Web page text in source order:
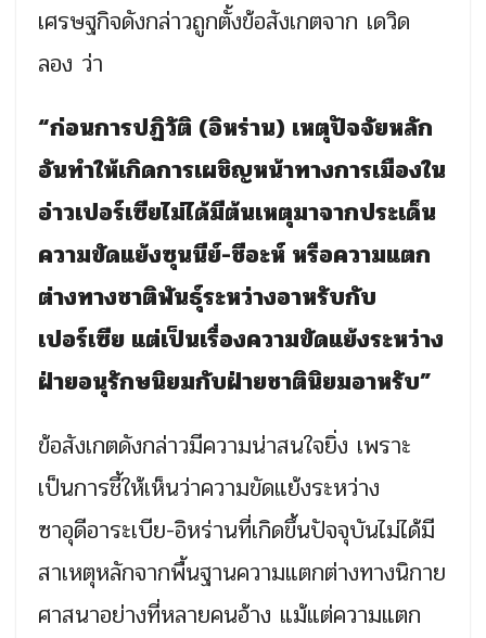
เศรษฐกิจดังกล่าวถูกตั้งข้อสังเกตจาก เดวิด
ลอง ว่า
“ก่อนการปฏิวัติ (อิหร่าน) เหตุปัจจัยหลัก
อันทำให้เกิดการเผชิญหน้าทางการเมืองใน
อ่าวเปอร์เซียไม่ได้มีต้นเหตุมาจากประเด็น
ความขัดแย้งซุนนีย์-ชีอะห์ หรือความแตก
ต่างทางชาติพันธุ์ระหว่างอาหรับกับ
เปอร์เซีย แต่เป็นเรื่องความขัดแย้งระหว่าง
ฝ่ายอนุรักษนิยมกับฝ่ายชาตินิยมอาหรับ”
ข้อสังเกตดังกล่าวมีความน่าสนใจยิ่ง เพราะ
เป็นการชี้ให้เห็นว่าความขัดแย้งระหว่าง
ซาอุดีอาระเบีย-อิหร่านที่เกิดขึ้นปัจจุบันไม่ได้มี
สาเหตุหลักจากพื้นฐานความแตกต่างทางนิกาย
ศาสนาอย่างที่หลายคนอ้าง แม้แต่ความแตก